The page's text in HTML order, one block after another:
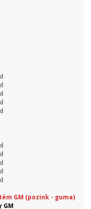
GM (pozink - guma)
GM